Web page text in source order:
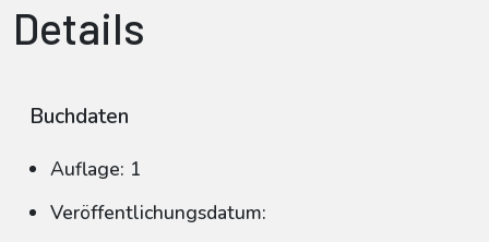
Details
Buchdaten
Auflage: 1
Veröffentlichungsdatum: